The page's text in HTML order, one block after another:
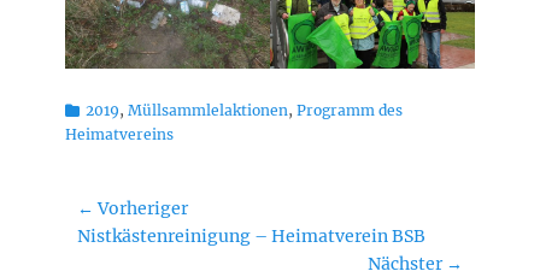
Kategorien
2019, Müllsammlelaktionen, Programm des
Heimatvereins
Beitragsnavigation
← Vorheriger
Vorheriger
Nistkästenreinigung – Heimatverein BSB
Nächster →